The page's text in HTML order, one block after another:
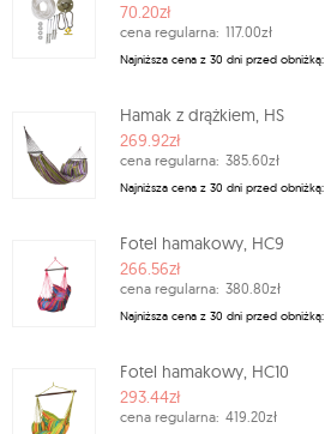
70.20zł
cena regularna: 117.00zł
Najniższa cena z 30 dni przed obniżką:
Hamak z drążkiem, HS
269.92zł
cena regularna: 385.60zł
Najniższa cena z 30 dni przed obniżką:
Fotel hamakowy, HC9
266.56zł
cena regularna: 380.80zł
Najniższa cena z 30 dni przed obniżką:
Fotel hamakowy, HC10
293.44zł
cena regularna: 419.20zł